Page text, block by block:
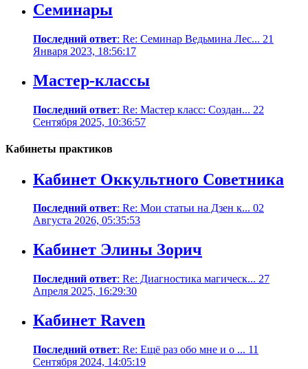
Семинары
Последний ответ: Re: Семинар Ведьмина Лес... 21
Января 2023, 18:56:17
Мастер-классы
Последний ответ: Re: Мастер класс: Создан... 22
Сентября 2025, 10:36:57
Кабинеты практиков
Кабинет Оккультного Советника
Последний ответ: Re: Мои статьи на Дзен к... 02
Августа 2026, 05:35:53
Кабинет Элины Зорич
Последний ответ: Re: Диагностика магическ... 27
Апреля 2025, 16:29:30
Кабинет Raven
Последний ответ: Re: Ещё раз обо мне и о ... 11
Сентября 2024, 14:05:19